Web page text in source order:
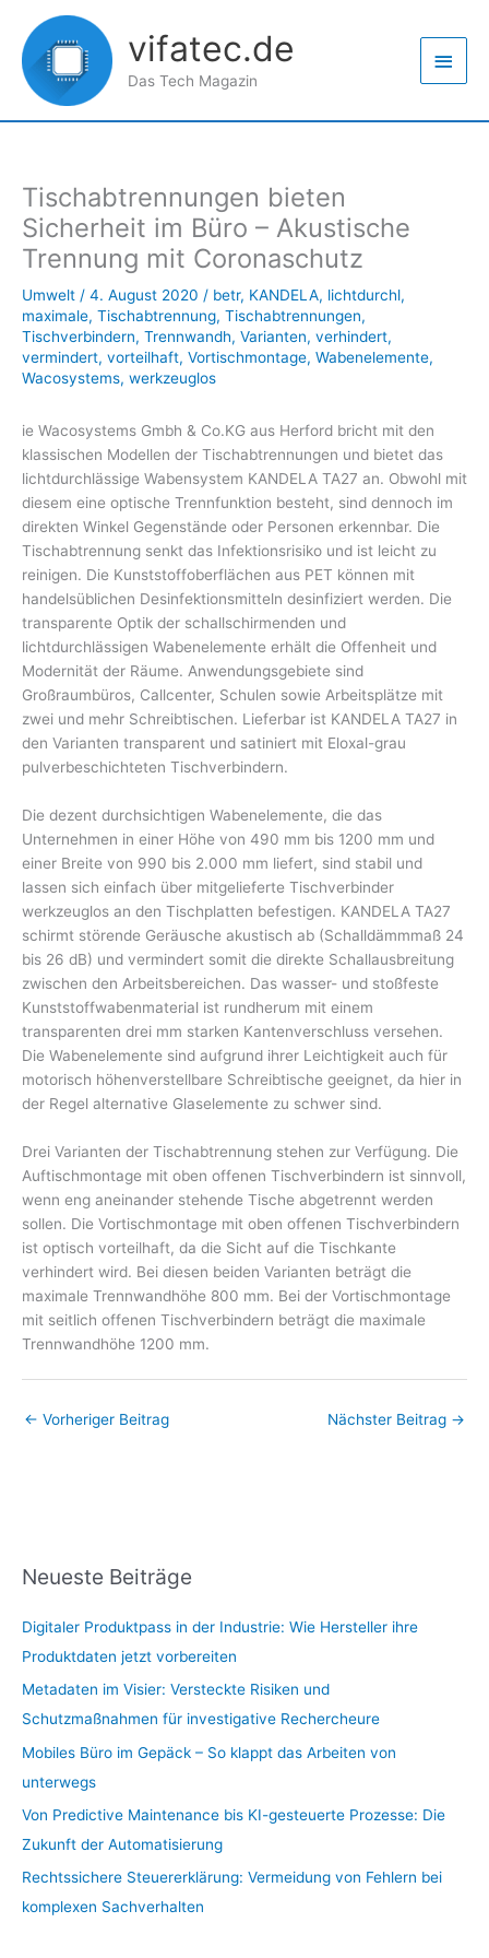
Inhalt
springen
vifatec.de
Das Tech Magazin
Tischabtrennungen bieten
Sicherheit im Büro – Akustische
Trennung mit Coronaschutz
Umwelt / 4. August 2020 / betr, KANDELA, lichtdurchl,
maximale, Tischabtrennung, Tischabtrennungen,
Tischverbindern, Trennwandh, Varianten, verhindert,
vermindert, vorteilhaft, Vortischmontage, Wabenelemente,
Wacosystems, werkzeuglos
ie Wacosystems Gmbh & Co.KG aus Herford bricht mit den
klassischen Modellen der Tischabtrennungen und bietet das
lichtdurchlässige Wabensystem KANDELA TA27 an. Obwohl mit
diesem eine optische Trennfunktion besteht, sind dennoch im
direkten Winkel Gegenstände oder Personen erkennbar. Die
Tischabtrennung senkt das Infektionsrisiko und ist leicht zu
reinigen. Die Kunststoffoberflächen aus PET können mit
handelsüblichen Desinfektionsmitteln desinfiziert werden. Die
transparente Optik der schallschirmenden und
lichtdurchlässigen Wabenelemente erhält die Offenheit und
Modernität der Räume. Anwendungsgebiete sind
Großraumbüros, Callcenter, Schulen sowie Arbeitsplätze mit
zwei und mehr Schreibtischen. Lieferbar ist KANDELA TA27 in
den Varianten transparent und satiniert mit Eloxal-grau
pulverbeschichteten Tischverbindern.
Die dezent durchsichtigen Wabenelemente, die das
Unternehmen in einer Höhe von 490 mm bis 1200 mm und
einer Breite von 990 bis 2.000 mm liefert, sind stabil und
lassen sich einfach über mitgelieferte Tischverbinder
werkzeuglos an den Tischplatten befestigen. KANDELA TA27
schirmt störende Geräusche akustisch ab (Schalldämmmaß 24
bis 26 dB) und vermindert somit die direkte Schallausbreitung
zwischen den Arbeitsbereichen. Das wasser- und stoßfeste
Kunststoffwabenmaterial ist rundherum mit einem
transparenten drei mm starken Kantenverschluss versehen.
Die Wabenelemente sind aufgrund ihrer Leichtigkeit auch für
motorisch höhenverstellbare Schreibtische geeignet, da hier in
der Regel alternative Glaselemente zu schwer sind.
Drei Varianten der Tischabtrennung stehen zur Verfügung. Die
Auftischmontage mit oben offenen Tischverbindern ist sinnvoll,
wenn eng aneinander stehende Tische abgetrennt werden
sollen. Die Vortischmontage mit oben offenen Tischverbindern
ist optisch vorteilhaft, da die Sicht auf die Tischkante
verhindert wird. Bei diesen beiden Varianten beträgt die
maximale Trennwandhöhe 800 mm. Bei der Vortischmontage
mit seitlich offenen Tischverbindern beträgt die maximale
Trennwandhöhe 1200 mm.
← Vorheriger Beitrag Nächster Beitrag →
Neueste Beiträge
Digitaler Produktpass in der Industrie: Wie Hersteller ihre
Produktdaten jetzt vorbereiten
Metadaten im Visier: Versteckte Risiken und
Schutzmaßnahmen für investigative Rechercheure
Mobiles Büro im Gepäck – So klappt das Arbeiten von
unterwegs
Von Predictive Maintenance bis KI-gesteuerte Prozesse: Die
Zukunft der Automatisierung
Rechtssichere Steuererklärung: Vermeidung von Fehlern bei
komplexen Sachverhalten